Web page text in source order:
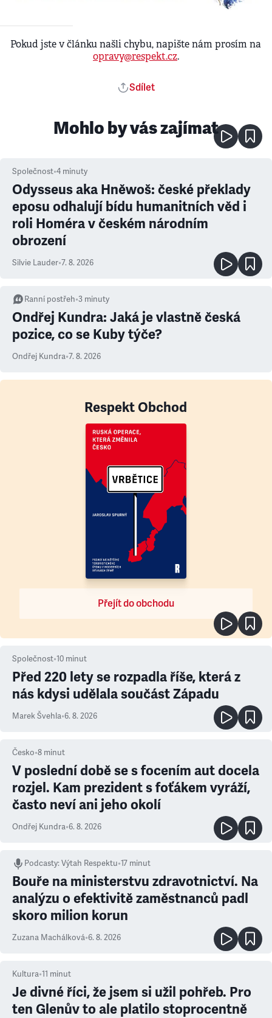
Pokud jste v článku našli chybu, napište nám prosím na
opravy@respekt.cz.
Sdílet
Mohlo by vás zajímat
Společnost•4 minuty
Odysseus aka Hněwoš: české překlady
eposu odhalují bídu humanitních věd i
roli Homéra v českém národním
obrození
Silvie Lauder•7. 8. 2026
Ranní postřeh•3 minuty
Ondřej Kundra: Jaká je vlastně česká
pozice, co se Kuby týče?
Ondřej Kundra•7. 8. 2026
Respekt Obchod
Přejít do obchodu
Společnost•10 minut
Před 220 lety se rozpadla říše, která z
nás kdysi udělala součást Západu
Marek Švehla•6. 8. 2026
Česko•8 minut
V poslední době se s focením aut docela
rozjel. Kam prezident s foťákem vyráží,
často neví ani jeho okolí
Ondřej Kundra•6. 8. 2026
Podcasty:Výtah Respektu•17 minut
Bouře na ministerstvu zdravotnictví. Na
analýzu o efektivitě zaměstnanců padl
skoro milion korun
Zuzana Machálková•6. 8. 2026
Kultura•11 minut
Je divné říci, že jsem si užil pohřeb. Pro
ten Glenův to ale platilo stoprocentně